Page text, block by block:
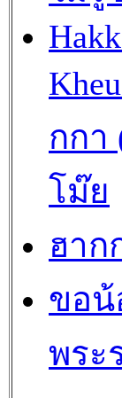
กกา
โม๊ย
ฮาก
ขอน้
พระ